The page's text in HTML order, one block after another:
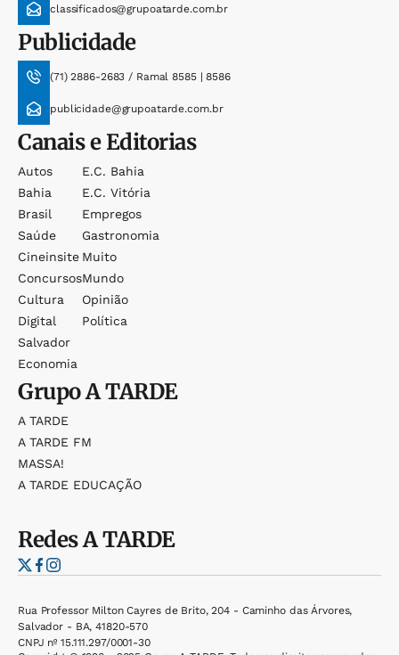
classificados@grupoatarde.com.br
Publicidade
(71) 2886-2683 / Ramal 8585 | 8586
publicidade@grupoatarde.com.br
Canais e Editorias
Autos
Bahia
Brasil
Saúde
Cineinsite
Concursos
Cultura
Digital
Salvador
Economia
E.c. Bahia
E.c. Vitória
Empregos
Gastronomia
Muito
Mundo
Opinião
Política
GrupoA TARDE
A TARDE
A TARDE FM
MASSA!
A TARDE EDUCAÇÃO
RedesA TARDE
Rua Professor Milton Cayres de Brito, 204 - Caminho das Árvores,
Salvador - BA, 41820-570
CNPJ nº 15.111.297/0001-30